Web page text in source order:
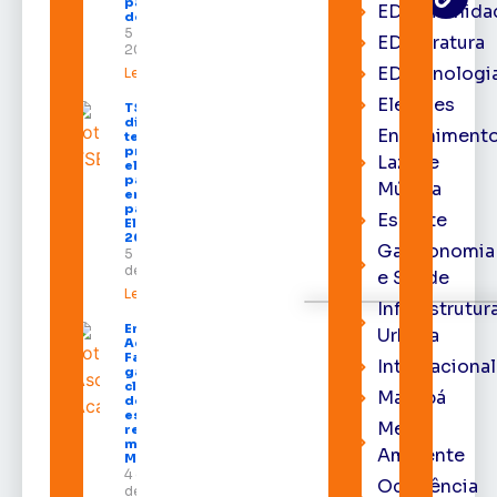
do Amapá
5 de agosto de
2026
Leia mais »
TSE define
divisão do
tempo de
propaganda
eleitoral e
participação
em debates
para as
Eleições
2026
5 de agosto
de 2026
Leia mais »
Emenda de
Acácio
Favacho
garante
climatização
de todas as
escolas da
rede
municipal de
Macapá
4 de agosto
de 2026
EDliteratura
Eleições
Lazer e
Música
Esporte
Gastronomia
e Saúde
Urbana
Internacional
Macapá
Meio
Ambiente
Ocorrência